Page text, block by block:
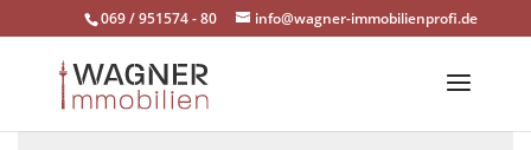
to
content
069 / 951574 - 80 info@wagner-immobilienprofi.de